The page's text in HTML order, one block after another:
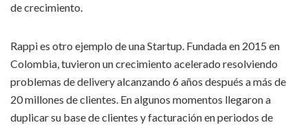
de crecimiento.
Rappi es otro ejemplo de una Startup. Fundada en 2015 en
Colombia, tuvieron un crecimiento acelerado resolviendo
problemas de delivery alcanzando 6 años después a más de
20 millones de clientes. En algunos momentos llegaron a
duplicar su base de clientes y facturación en periodos de